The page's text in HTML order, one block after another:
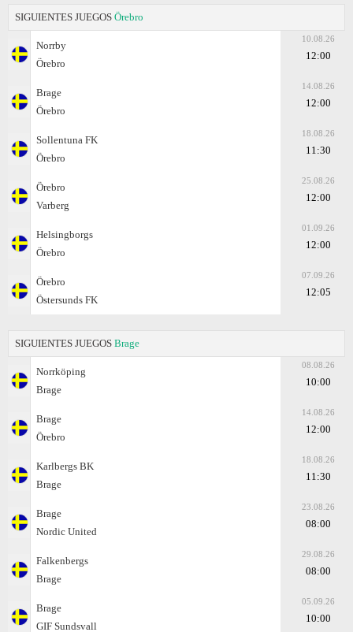
SIGUIENTES JUEGOS Örebro
Norrby
Örebro
10.08.26
12:00
Brage
Örebro
14.08.26
12:00
Sollentuna FK
Örebro
18.08.26
11:30
Örebro
Varberg
25.08.26
12:00
Helsingborgs
Örebro
01.09.26
12:00
Örebro
Östersunds FK
07.09.26
12:05
SIGUIENTES JUEGOS Brage
Norrköping
Brage
08.08.26
10:00
Brage
Örebro
14.08.26
12:00
Karlbergs BK
Brage
18.08.26
11:30
Brage
Nordic United
23.08.26
08:00
Falkenbergs
Brage
29.08.26
08:00
Brage
GIF Sundsvall
05.09.26
10:00